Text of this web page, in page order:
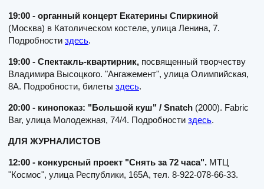
19:00 - органный концерт Екатерины Спиркиной
(Москва) в Католическом костеле, улица Ленина, 7.
Подробности здесь.
19:00 - Спектакль-квартирник, посвященный творчеству
Владимира Высоцкого. "Ангажемент", улица Олимпийская,
8А. Подробности, билеты здесь.
20:00 - кинопоказ: "Большой куш" / Snatch (2000). Fabric
Bar, улица Молодежная, 74/4. Подробности здесь.
ДЛЯ ЖУРНАЛИСТОВ
12:00 - конкурсный проект "Снять за 72 часа". МТЦ
"Космос", улица Республики, 165А, тел. 8-922-078-66-33.